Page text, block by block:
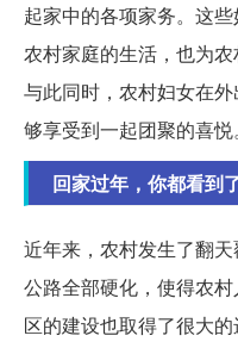
起家中的各项家务。这
农村家庭的生活，也为农
与此同时，农村妇女在
够享受到一起团聚的喜悦。
回家过年，你都看到
近年来，农村发生了翻
公路全部硬化，使得农
区的建设也取得了很大